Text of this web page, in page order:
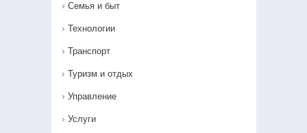
Семья и быт
Технологии
Транспорт
Туризм и отдых
Управление
Услуги